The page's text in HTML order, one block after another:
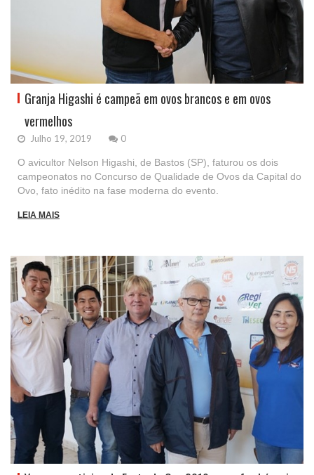
Granja Higashi é campeã em ovos brancos e em ovos
vermelhos
Julho 19, 2019 0
O avicultor Nelson Higashi, de Bastos (SP), faturou os dois
campeonatos no Concurso de Qualidade de Ovos da Capital do
Ovo, fato inédito na fase moderna do evento.
LEIA MAIS